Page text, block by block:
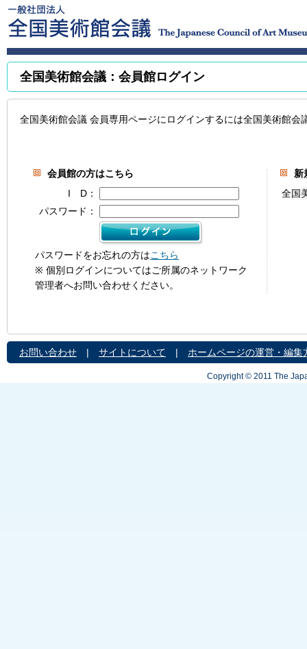
全国美術館会議：会員館ログイン
全国美術館会議 会員専用ページにログインするには全国美術館
会員館の方はこちら
I D：
パスワード：
パスワードをお忘れの方はこちら
※ 個別ログインについてはご所属のネットワーク
管理者へお問い合わせください。
新
全国
お問い合わせ | サイトについて | ホームページの運営・編集
Copyright © 2011 The